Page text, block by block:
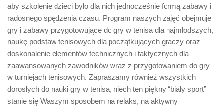
aby szkolenie dzieci było dla nich jednocześnie formą zabawy i
radosnego spędzenia czasu. Program naszych zajęć obejmuje
gry i zabawy przygotowujące do gry w tenisa dla najmłodszych,
naukę podstaw tenisowych dla początkujących graczy oraz
doskonalenie elementów technicznych i taktycznych dla
zaawansowanych zawodników wraz z przygotowaniem do gry
w turniejach tenisowych. Zapraszamy również wszystkich
dorosłych do nauki gry w tenisa, niech ten piękny “biały sport”
stanie się Waszym sposobem na relaks, na aktywny